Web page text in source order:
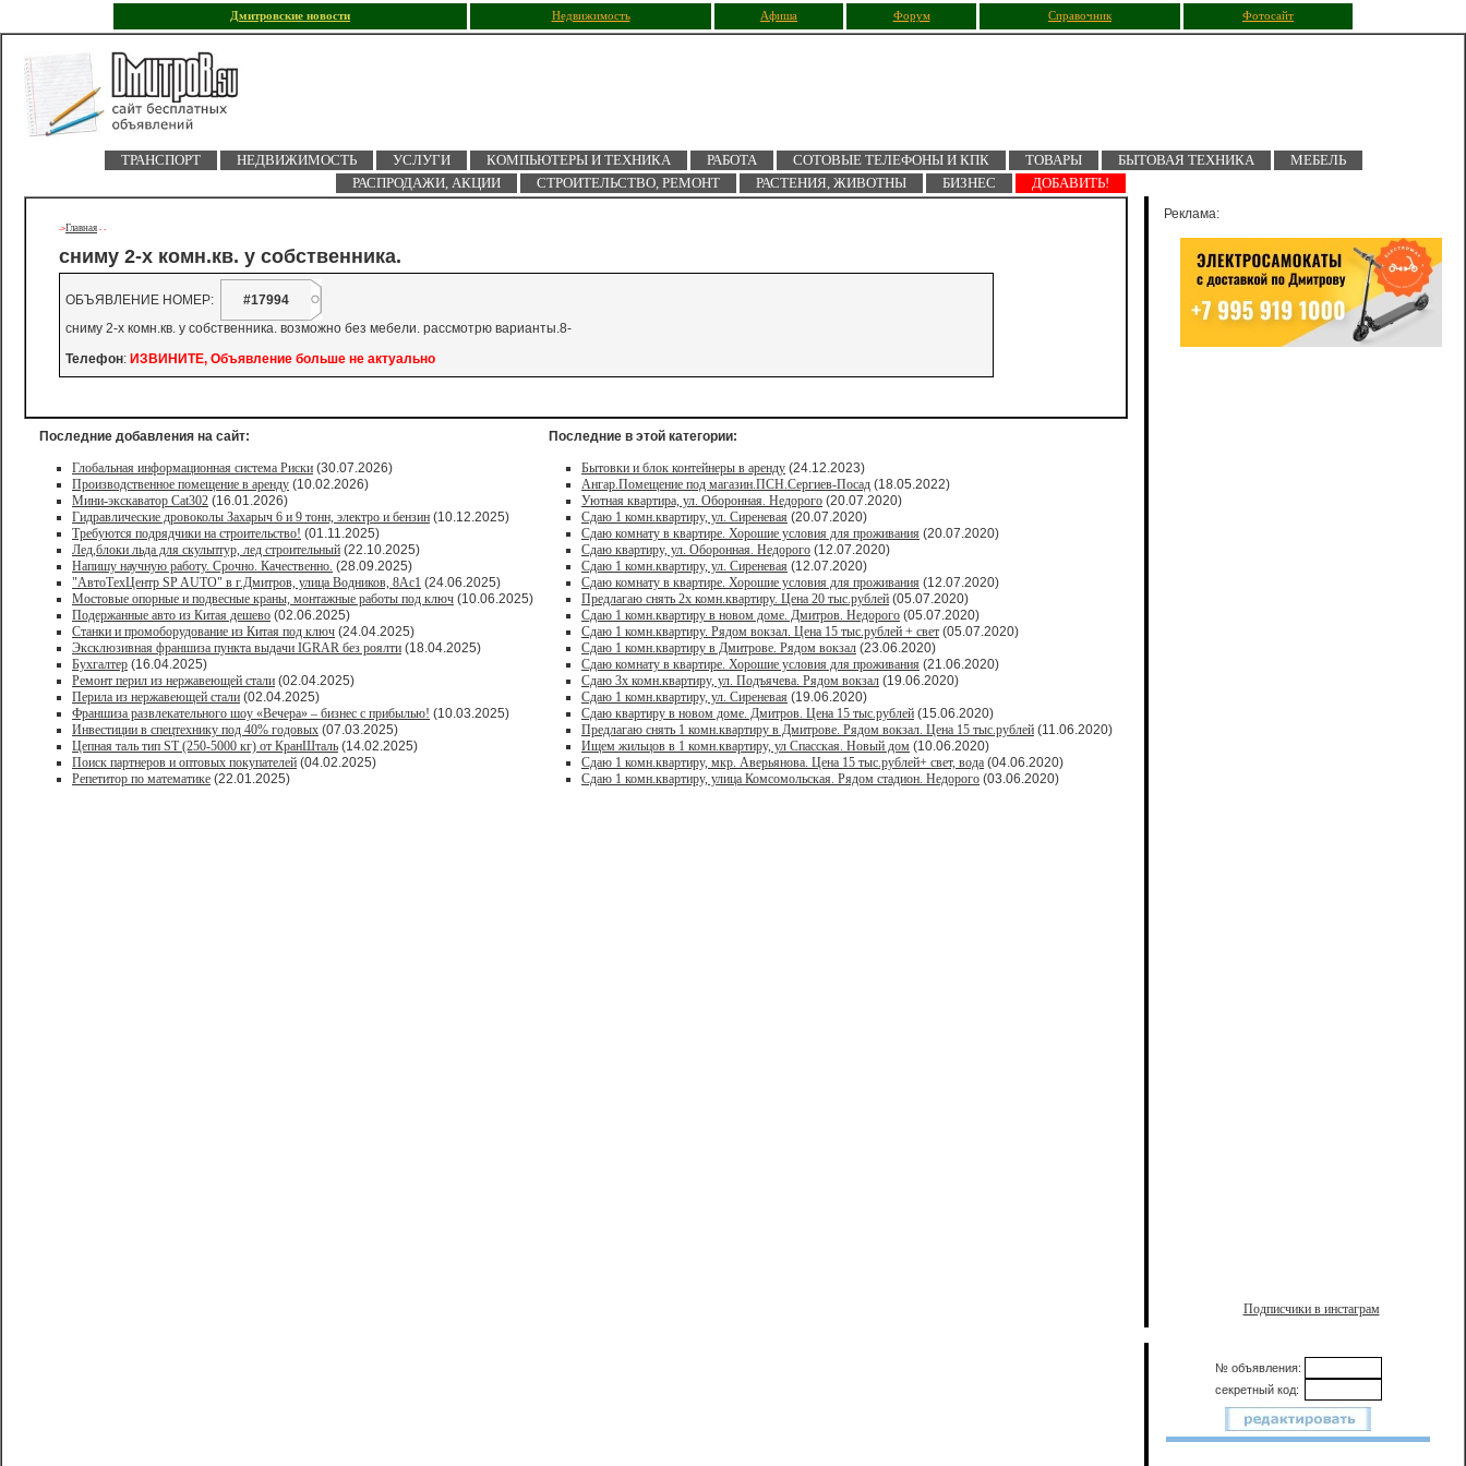
Дмитровские новости Недвижимость Афиша Форум Справочник Фотосайт
ТРАНСПОРТ НЕДВИЖИМОСТЬ УСЛУГИ КОМПЬЮТЕРЫ И ТЕХНИКА РАБОТА СОТОВЫЕ ТЕЛЕФОНЫ И КПК ТОВАРЫ БЫТОВАЯ ТЕХНИКА
МЕБЕЛЬ
РАСПРОДАЖИ, АКЦИИ
СТРОИТЕЛЬСТВО, РЕМОНТ РАСТЕНИЯ, ЖИВОТНЫ БИЗНЕС ДОБАВИТЬ!
->Главная - -
сниму 2-х комн.кв. у собственника.
ОБЪЯВЛЕНИЕ НОМЕР:
#17994
сниму 2-х комн.кв. у собственника. возможно без мебели. рассмотрю варианты.8-
Телефон: ИЗВИНИТЕ, Объявление больше не актуально
Последние добавления на сайт:
Глобальная информационная система Риски (30.07.2026)
Производственное помещение в аренду (10.02.2026)
Мини-экскаватор Cat302 (16.01.2026)
Гидравлические дровоколы Захарыч 6 и 9 тонн, электро и бензин (10.12.2025)
Требуются подрядчики на строительство! (01.11.2025)
Лед,блоки льда для скульптур, лед строительный (22.10.2025)
Напишу научную работу. Срочно. Качественно. (28.09.2025)
"АвтоТехЦентр SP AUTO" в г.Дмитров, улица Водников, 8Ас1 (24.06.2025)
Мостовые опорные и подвесные краны, монтажные работы под ключ (10.06.2025)
Подержанные авто из Китая дешево (02.06.2025)
Станки и промоборудование из Китая под ключ (24.04.2025)
Эксклюзивная франшиза пункта выдачи IGRAR без роялти (18.04.2025)
Бухгалтер (16.04.2025)
Ремонт перил из нержавеющей стали (02.04.2025)
Перила из нержавеющей стали (02.04.2025)
Франшиза развлекательного шоу «Вечера» – бизнес с прибылью! (10.03.2025)
Инвестиции в спецтехнику под 40% годовых (07.03.2025)
Цепная таль тип ST (250-5000 кг) от КранШталь (14.02.2025)
Поиск партнеров и оптовых покупателей (04.02.2025)
Репетитор по математике (22.01.2025)
Последние в этой категории:
Бытовки и блок контейнеры в аренду (24.12.2023)
Ангар.Помещение под магазин.ПСН.Сергиев-Посад (18.05.2022)
Уютная квартира, ул. Оборонная. Недорого (20.07.2020)
Сдаю 1 комн.квартиру, ул. Сиреневая (20.07.2020)
Сдаю комнату в квартире. Хорошие условия для проживания (20.07.2020)
Сдаю квартиру, ул. Оборонная. Недорого (12.07.2020)
Сдаю 1 комн.квартиру, ул. Сиреневая (12.07.2020)
Сдаю комнату в квартире. Хорошие условия для проживания (12.07.2020)
Предлагаю снять 2х комн.квартиру. Цена 20 тыс.рублей (05.07.2020)
Сдаю 1 комн.квартиру в новом доме. Дмитров. Недорого (05.07.2020)
Сдаю 1 комн.квартиру. Рядом вокзал. Цена 15 тыс.рублей + свет (05.07.2020)
Сдаю 1 комн.квартиру в Дмитрове. Рядом вокзал (23.06.2020)
Сдаю комнату в квартире. Хорошие условия для проживания (21.06.2020)
Сдаю 3х комн.квартиру, ул. Подъячева. Рядом вокзал (19.06.2020)
Сдаю 1 комн.квартиру, ул. Сиреневая (19.06.2020)
Сдаю квартиру в новом доме. Дмитров. Цена 15 тыс.рублей (15.06.2020)
Предлагаю снять 1 комн.квартиру в Дмитрове. Рядом вокзал. Цена 15 тыс.рублей (11.06.2020)
Ищем жильцов в 1 комн.квартиру, ул Спасская. Новый дом (10.06.2020)
Сдаю 1 комн.квартиру, мкр. Аверьянова. Цена 15 тыс.рублей+ свет, вода (04.06.2020)
Сдаю 1 комн.квартиру, улица Комсомольская. Рядом стадион. Недорого (03.06.2020)
Реклама:
Подписчики в инстаграм
№ объявления:
секретный код: